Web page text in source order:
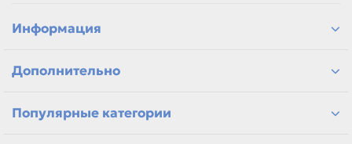
материалы для сервисных центров и офисов
Если параметры в карточке совпадают с вашей моделью
ремонта, заправки, печати или пополнения складского
запаса.
Информация
Дополнительно
Популярные категории